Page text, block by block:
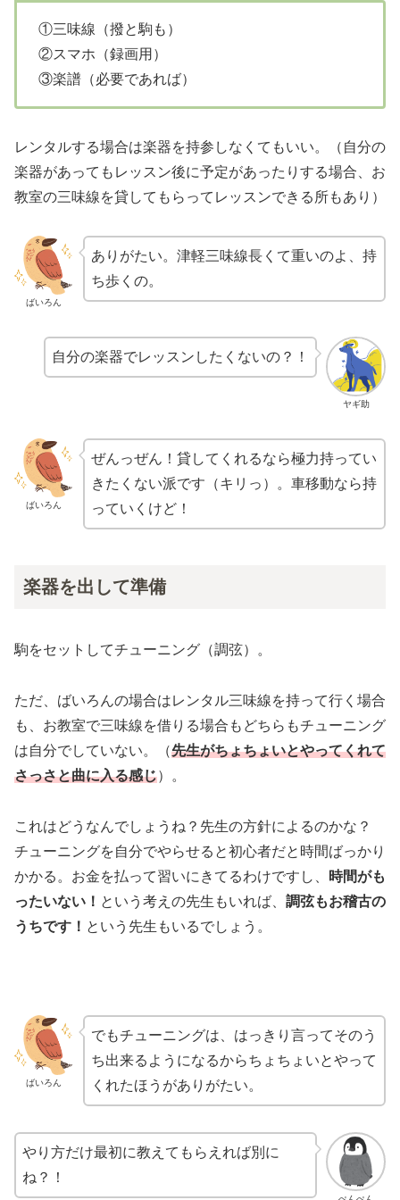
①三味線（撥と駒も）
②スマホ（録画用）
③楽譜（必要であれば）
レンタルする場合は楽器を持参しなくてもいい。（自分の
楽器があってもレッスン後に予定があったりする場合、お
教室の三味線を貸してもらってレッスンできる所もあり）
ばいろん
ありがたい。津軽三味線長くて重いのよ、持
ち歩くの。
ヤギ助
自分の楽器でレッスンしたくないの？！
ばいろん
ぜんっぜん！貸してくれるなら極力持ってい
きたくない派です（キリっ）。車移動なら持
っていくけど！
楽器を出して準備
駒をセットしてチューニング（調弦）。
ただ、ばいろんの場合はレンタル三味線を持って行く場合
も、お教室で三味線を借りる場合もどちらもチューニング
は自分でしていない。（先生がちょちょいとやってくれて
さっさと曲に入る感じ）。
これはどうなんでしょうね？先生の方針によるのかな？
チューニングを自分でやらせると初心者だと時間ばっかり
かかる。お金を払って習いにきてるわけですし、
時間がも
ったいない！ という考えの先生もいれば、 調弦もお稽古の
うちです！ という先生もいるでしょう。
ばいろん
でもチューニングは、はっきり言ってそのう
ち出来るようになるからちょちょいとやって
くれたほうがありがたい。
やり方だけ最初に教えてもらえれば別に
ね？！